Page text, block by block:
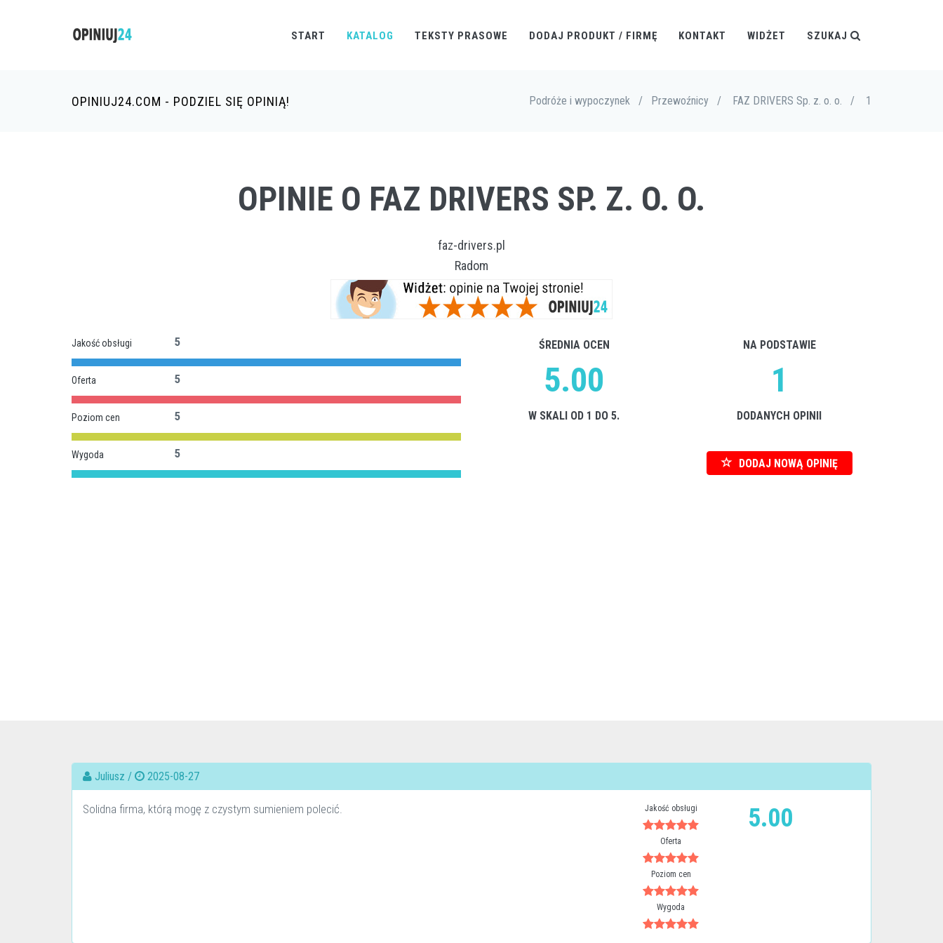
START KATALOG TEKSTY PRASOWE DODAJ PRODUKT / FIRMĘ KONTAKT WIDŻET SZUKAJ
OPINIUJ24.COM - PODZIEL SIĘ OPINIĄ! Podróże i wypoczynek / Przewoźnicy / FAZ DRIVERS Sp. z. o. o. / 1
OPINIE O FAZ DRIVERS SP. Z. O. O.
faz-drivers.pl
Radom
Jakość obsługi 5
Oferta 5
Poziom cen 5
Wygoda 5
ŚREDNIA OCEN
5.00
W SKALI OD 1 DO 5.
NA PODSTAWIE
1
DODANYCH OPINII
DODAJ NOWĄ OPINIĘ
Juliusz / 2025-08-27
Solidna firma, którą mogę z czystym sumieniem polecić. Jakość obsługi
Oferta
Poziom cen
Wygoda
5.00